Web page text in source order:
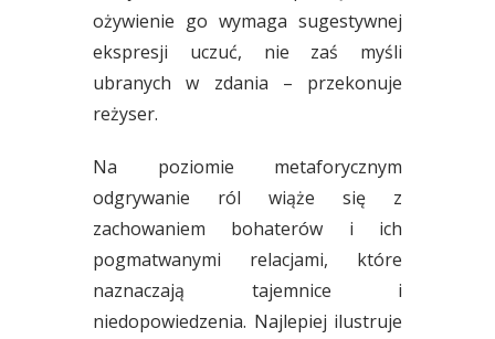
ożywienie go wymaga sugestywnej
ekspresji uczuć, nie zaś myśli
ubranych w zdania – przekonuje
reżyser.
Na poziomie metaforycznym
odgrywanie ról wiąże się z
zachowaniem bohaterów i ich
pogmatwanymi relacjami, które
naznaczają tajemnice i
niedopowiedzenia. Najlepiej ilustruje